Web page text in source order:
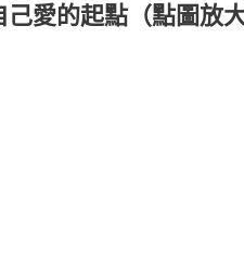
愛的起點（點圖放